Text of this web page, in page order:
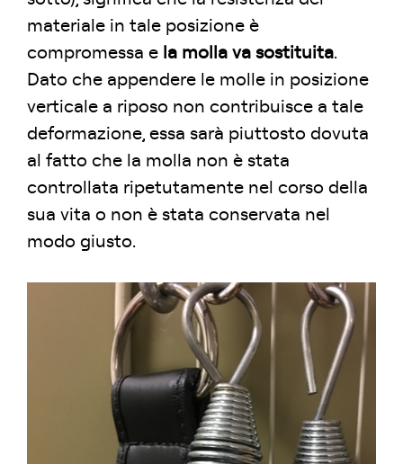
materiale in tale posizione è
compromessa e la molla va sostituita.
Dato che appendere le molle in posizione
verticale a riposo non contribuisce a tale
deformazione, essa sarà piuttosto dovuta
al fatto che la molla non è stata
controllata ripetutamente nel corso della
sua vita o non è stata conservata nel
modo giusto.